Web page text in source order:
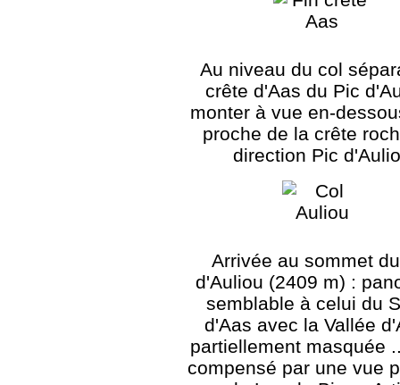
Au niveau du col
crête d'Aas du Pic
monter à vue en-
proche de la crête
direction Pic
Arrivée au sommet
d'Auliou (2409 m) :
semblable à celui du
d'Aas avec la Vallée
partiellement masquée
compensé par une vue